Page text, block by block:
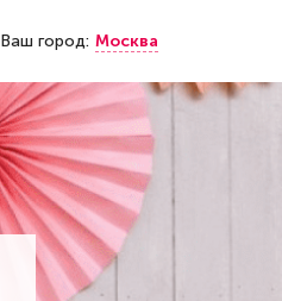
Ваш город: Москва